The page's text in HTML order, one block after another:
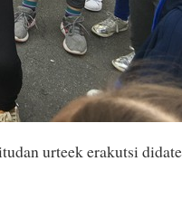
urteek erakutsi didate